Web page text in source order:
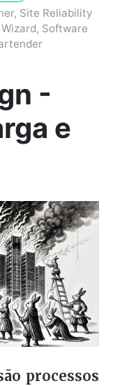
Site Reliability
Software
-
e
processos